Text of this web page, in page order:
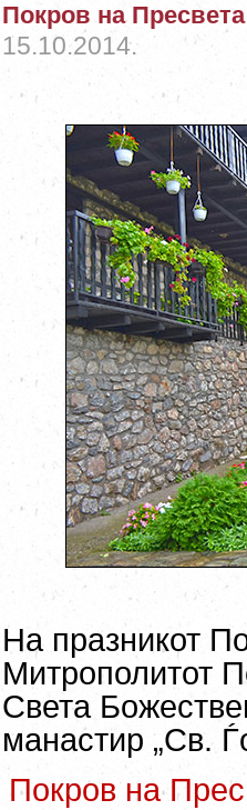
Покров на
15.10.2014.
На празникот
Митрополитот
Света
манастир „Св.
Покров на